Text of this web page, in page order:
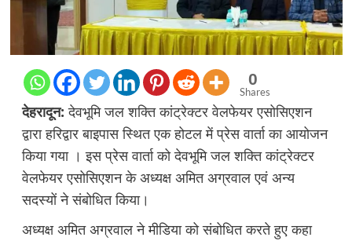
0
Shares
देहरादून: देवभूमि जल शक्ति कांट्रेक्टर वेलफेयर एसोसिएशन
द्वारा हरिद्वार बाइपास स्थित एक होटल में प्रेस वार्ता का आयोजन
किया गया । इस प्रेस वार्ता को देवभूमि जल शक्ति कांट्रेक्टर
वेलफेयर एसोसिएशन के अध्यक्ष अमित अग्रवाल एवं अन्य
सदस्यों ने संबोधित किया।
अध्यक्ष अमित अग्रवाल ने मीडिया को संबोधित करते हुए कहा